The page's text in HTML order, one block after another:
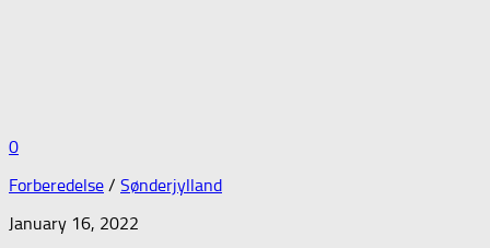
0
Forberedelse / Sønderjylland
January 16, 2022